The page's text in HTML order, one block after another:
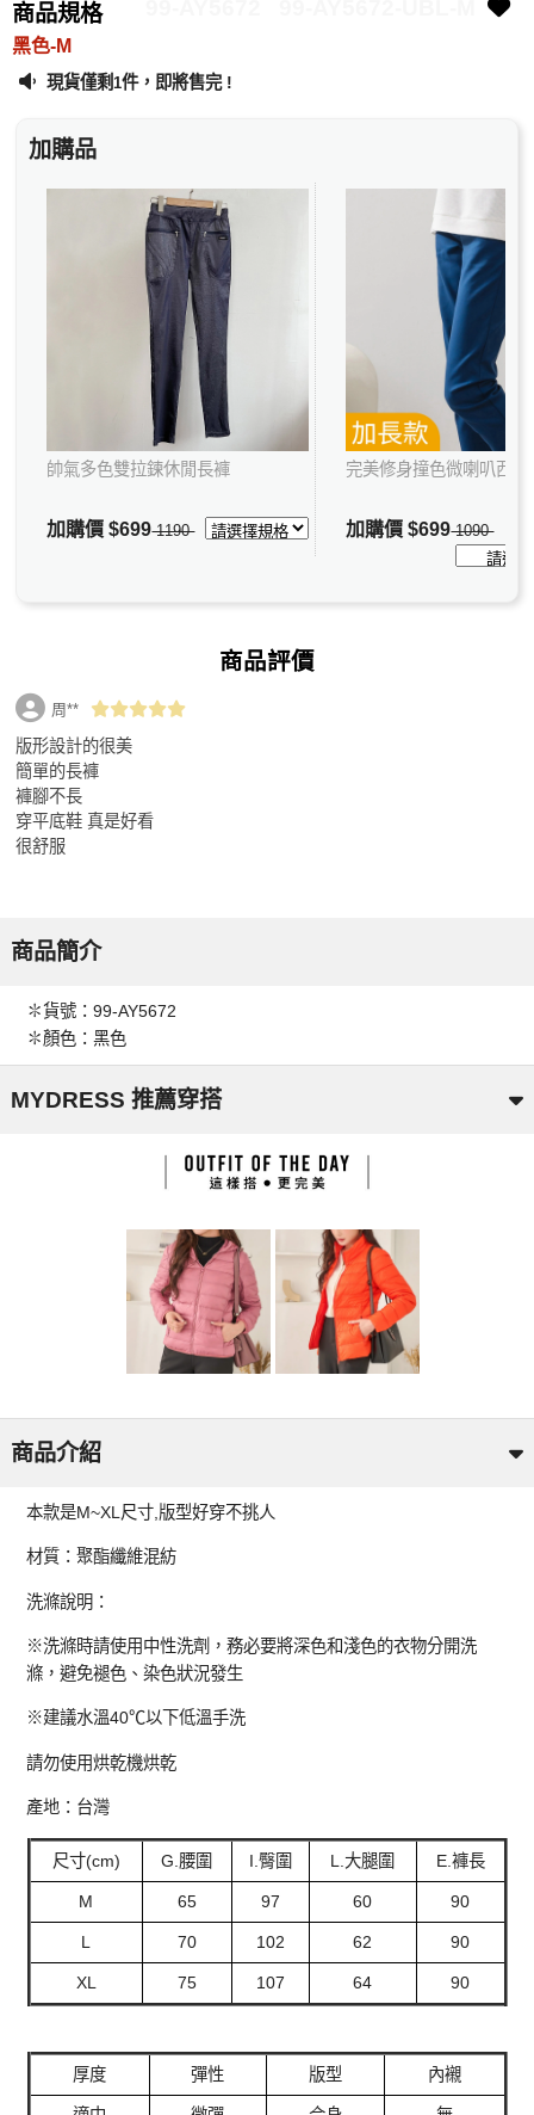
商品規格
黑色-M
現貨僅剩1件，即將售完 !
加購品
帥氣多色雙拉鍊休閒長褲
加購價$6991190
完美修身撞色微喇叭西裝
加購價$6991090
商品評價
周**
版形設計的很美
簡單的長褲
褲腳不長
穿平底鞋 真是好看
很舒服
商品簡介
✽貨號：99-AY5672
✽顏色：黑色
MYDRESS 推薦穿搭
商品介紹
本款是M~XL尺寸,版型好穿不挑人
材質：聚酯纖維混紡
洗滌說明：
※洗滌時請使用中性洗劑，務必要將深色和淺色的衣物分開洗
滌，避免褪色、染色狀況發生
※建議水溫40℃以下低溫手洗
請勿使用烘乾機烘乾
產地：台灣
尺寸(cm) G.腰圍 I.臀圍 L.大腿圍 E.褲長
M 65 97 60 90
L 70 102 62 90
XL 75 107 64 90
厚度 彈性 版型 內襯